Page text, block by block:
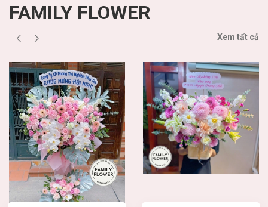
FAMILY FLOWER
Xem tất cả